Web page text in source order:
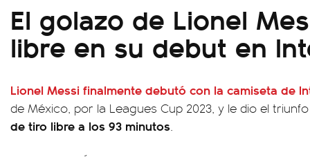
El golazo de Lionel
libre en su debut en
Lionel Messi finalmente debutó con la camiseta de
de México, por la Leagues Cup 2023, y le dio el
de tiro libre a los 93 minutos.